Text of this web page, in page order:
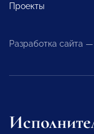
Проекты
Разработка сайта —